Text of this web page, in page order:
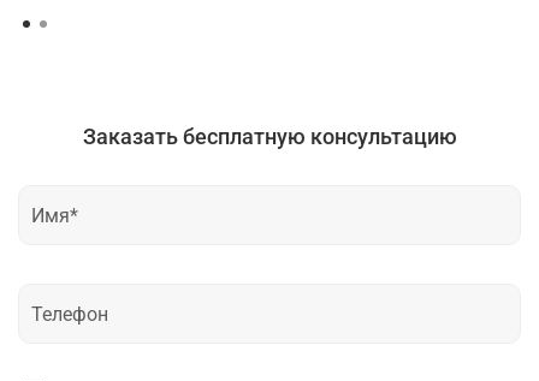
Заказать бесплатную консультацию